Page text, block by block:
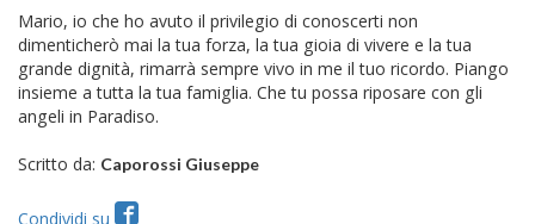
Mario, io che ho avuto il privilegio di conoscerti non
dimenticherò mai la tua forza, la tua gioia di vivere e la tua
grande dignità, rimarrà sempre vivo in me il tuo ricordo. Piango
insieme a tutta la tua famiglia. Che tu possa riposare con gli
angeli in Paradiso.
Scritto da: Caporossi Giuseppe
Condividi su